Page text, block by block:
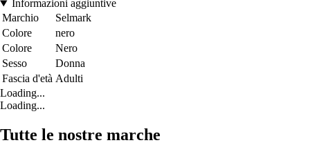
Informazioni aggiuntive
Marchio
Selmark
Colore
nero
Colore
Nero
Sesso
Donna
Fascia d'età Adulti
Loading...
Loading...
Tutte le nostre marche